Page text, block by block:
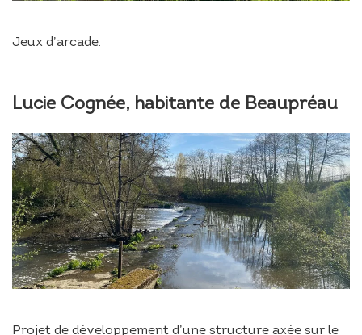
Jeux d’arcade.
Lucie Cognée, habitante de Beaupréau
Projet de développement d’une structure axée sur le